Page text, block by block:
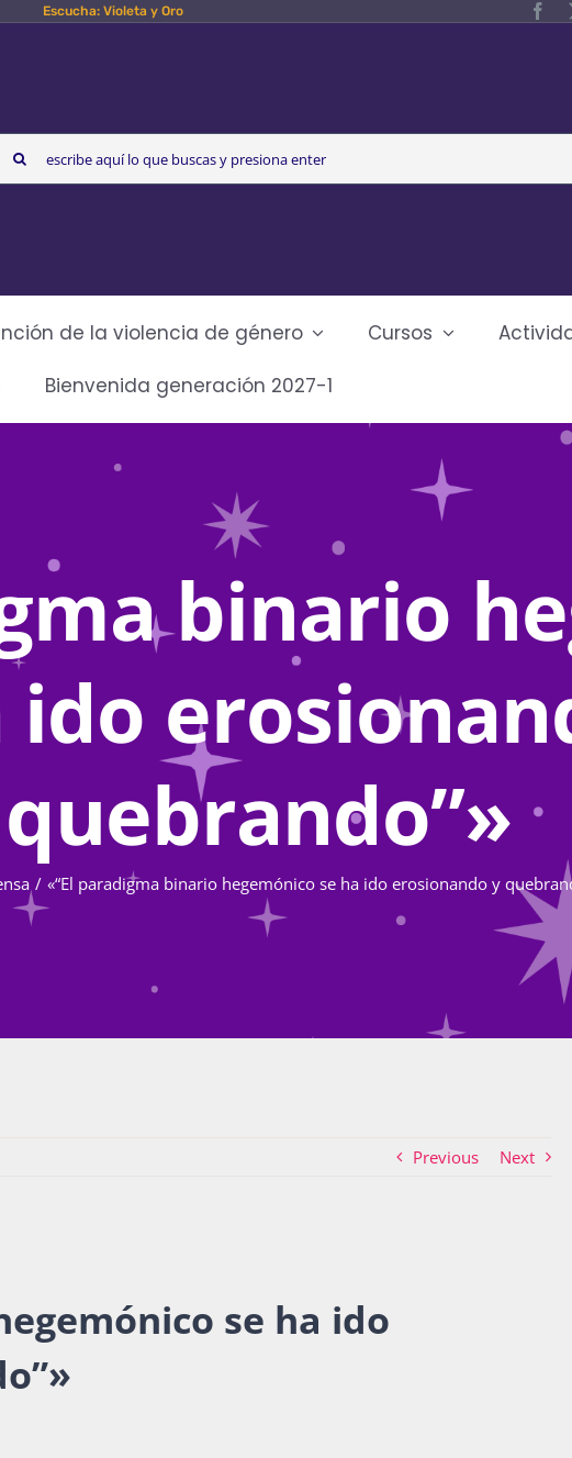
Escucha: Violeta y Oro
Search
de la violencia de género Cursos
Bienvenida generación 2027-1
binario
ido
quebrando”»
«“El paradigma binario hegemónico se ha ido erosionando y
Previous Next
se ha ido
»